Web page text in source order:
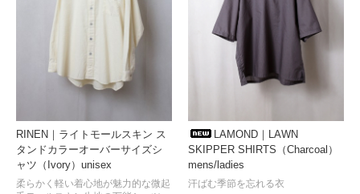
RINEN｜ライトモールスキン ス
タンドカラーオーバーサイズシ
ャツ（Ivory）unisex
柔らかく軽い着心地が魅力的な微起
LAMOND｜LAWN
SKIPPER SHIRTS（Charcoal）
mens/ladies
汗ばむ季節を忘れる衣